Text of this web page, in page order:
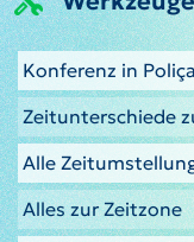
Konferenz in
Zeitunterschiede
Alle
Alles zur Zeitzone